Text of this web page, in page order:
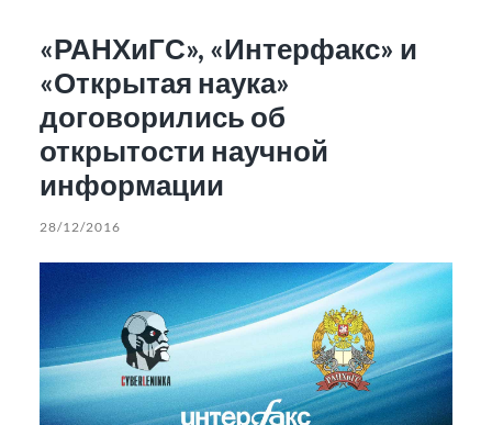
«РАНХиГС», «Интерфакс» и
«Открытая наука»
договорились об
открытости научной
информации
28/12/2016